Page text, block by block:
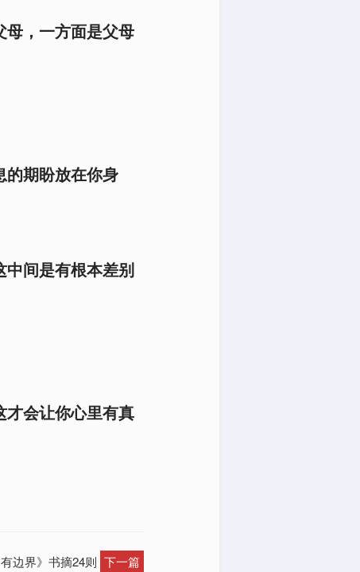
母，一方面是父母
的期盼放在你身
中间是有根本差别
才会让你心里有真
边界》书摘24则 下一篇